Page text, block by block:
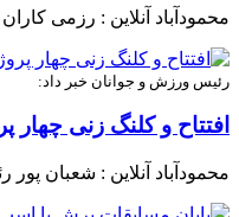
محمودآباد آنلاین : رزمی
رئیس ورزش و جوانان خبر داد:
افتتاح و کلنگ زنی
محمودآباد آنلاین : شعبان